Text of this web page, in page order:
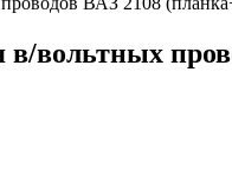
вольтных